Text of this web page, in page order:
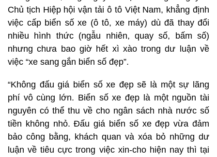
Chủ tịch Hiệp hội vận tải ô tô Việt Nam, khẳng định
việc cấp biển số xe (ô tô, xe máy) dù đã thay đổi
nhiều hình thức (ngẫu nhiên, quay số, bấm số)
nhưng chưa bao giờ hết xì xào trong dư luận về
việc “xe sang gắn biển số đẹp”.
“Không đấu giá biển số xe đẹp sẽ là một sự lãng
phí vô cùng lớn. Biển số xe đẹp là một nguồn tài
nguyên có thể thu về cho ngân sách nhà nước số
tiền không nhỏ. Đấu giá biển số xe đẹp vừa đảm
bảo công bằng, khách quan và xóa bỏ những dư
luận về tiêu cực trong việc xin-cho hiện nay thì tại